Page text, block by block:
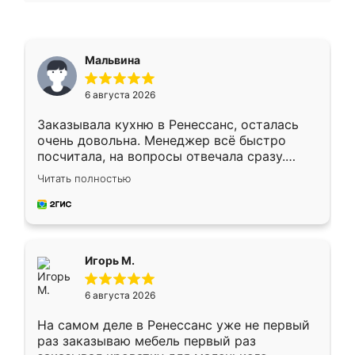
Мальвина
6 августа 2026
Заказывала кухню в Ренессанс, осталась
очень довольна. Менеджер всё быстро
посчитала, на вопросы отвечала сразу.
Замерщик приехал в субботу, подошёл к
делу со всей ответственностью. Собрали
за день, ребята работали аккуратно, даже
Читать полностью
Игорь М.
6 августа 2026
На самом деле в Ренессанс уже не первый
раз заказываю мебель первый раз